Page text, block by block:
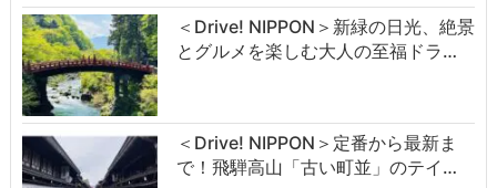
＜Drive! NIPPON＞新緑の日光、絶景
とグルメを楽しむ大人の至福ドラ…
＜Drive! NIPPON＞定番から最新ま
で！飛騨高山「古い町並」のテイ…